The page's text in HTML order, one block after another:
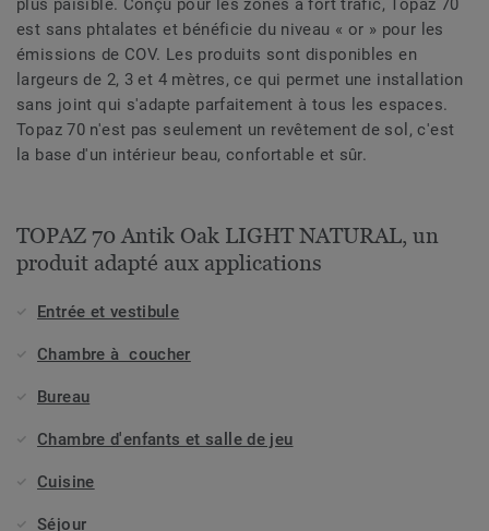
plus paisible. Conçu pour les zones à fort trafic, Topaz 70
est sans phtalates et bénéficie du niveau « or » pour les
émissions de COV. Les produits sont disponibles en
largeurs de 2, 3 et 4 mètres, ce qui permet une installation
sans joint qui s'adapte parfaitement à tous les espaces.
Topaz 70 n'est pas seulement un revêtement de sol, c'est
la base d'un intérieur beau, confortable et sûr.
TOPAZ 70 Antik Oak LIGHT NATURAL, un
produit adapté aux applications
Entrée et vestibule
Chambre à coucher
Bureau
Chambre d'enfants et salle de jeu
Cuisine
Séjour